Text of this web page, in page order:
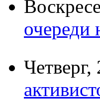
очереди
Четверг,